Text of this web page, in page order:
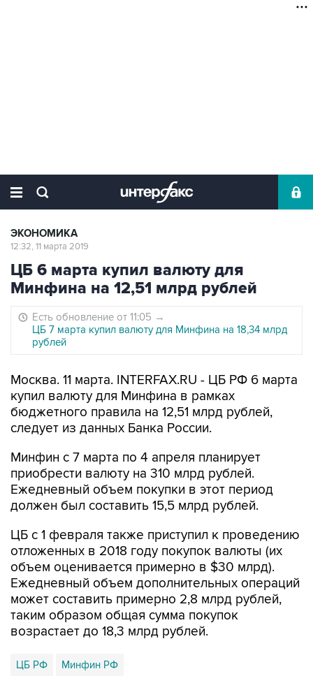
ЭКОНОМИКА
12:32, 11 марта 2019
ЦБ 6 марта купил валюту для
Минфина на 12,51 млрд рублей
Есть обновление от 11:05 →
ЦБ 7 марта купил валюту для Минфина на 18,34 млрд
рублей
Москва. 11 марта. INTERFAX.RU - ЦБ РФ 6 марта
купил валюту для Минфина в рамках
бюджетного правила на 12,51 млрд рублей,
следует из данных Банка России.
Минфин с 7 марта по 4 апреля планирует
приобрести валюту на 310 млрд рублей.
Ежедневный объем покупки в этот период
должен был составить 15,5 млрд рублей.
ЦБ с 1 февраля также приступил к проведению
отложенных в 2018 году покупок валюты (их
объем оценивается примерно в $30 млрд).
Ежедневный объем дополнительных операций
может составить примерно 2,8 млрд рублей,
таким образом общая сумма покупок
возрастает до 18,3 млрд рублей.
ЦБ РФ Минфин РФ